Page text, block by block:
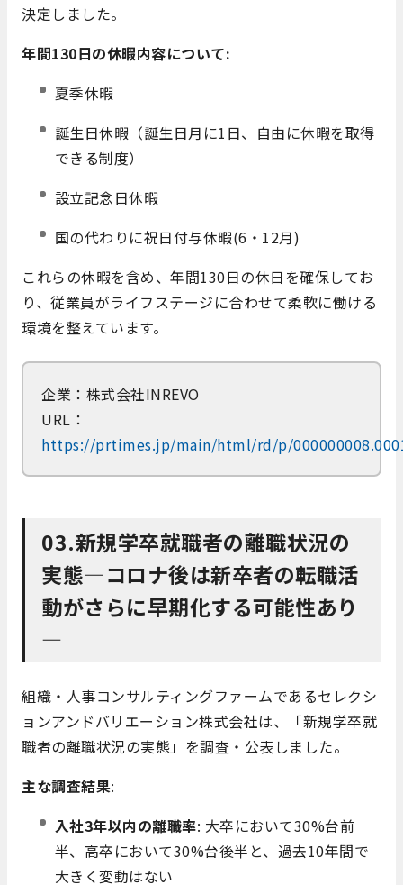
決定しました。
年間130日の休暇内容について:
夏季休暇
誕生日休暇（誕生日月に1日、自由に休暇を取得
できる制度）
設立記念日休暇
国の代わりに祝日付与休暇(6・12月)
これらの休暇を含め、年間130日の休日を確保してお
り、従業員がライフステージに合わせて柔軟に働ける
環境を整えています。
企業：株式会社INREVO
URL：
https://prtimes.jp/main/html/rd/p/
03.新規学卒就職者の離職状況の
実態―コロナ後は新卒者の転職活
動がさらに早期化する可能性あり
―
組織・人事コンサルティングファームであるセレクシ
ョンアンドバリエーション株式会社は、「新規学卒就
職者の離職状況の実態」を調査・公表しました。
主な調査結果:
入社3年以内の離職率: 大卒において30%台前
半、高卒において30%台後半と、過去10年間で
大きく変動はない